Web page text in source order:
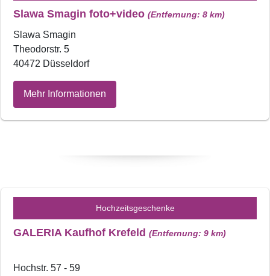
Slawa Smagin foto+video (Entfernung: 8 km)
Slawa Smagin
Theodorstr. 5
40472 Düsseldorf
Mehr Informationen
Hochzeitsgeschenke
GALERIA Kaufhof Krefeld (Entfernung: 9 km)
Hochstr. 57 - 59